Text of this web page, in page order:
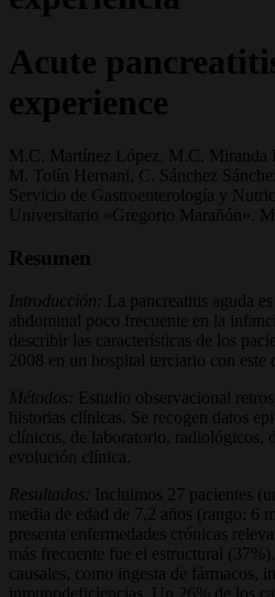
Acute
experience
M.C. Martínez López, M.C. Miranda
M. Tolín Hernani, C. Sánchez
Servicio de Gastroenterología y
Universitario «Gregorio Marañón».
Resumen
Introducción:
La pancreatitis aguda
abdominal poco frecuente en la
describir las características de los
2008 en un hospital terciario con este
Métodos:
Estudio observacional
historias clínicas. Se recogen datos
clínicos, de laboratorio, radiológicos,
evolución clínica.
Resultados:
Incluimos 27 pacientes
media de edad de 7,2 años (rango: 6
presenta enfermedades crónicas
más frecuente fue el estructural
causales, como ingesta de fármacos,
inmunodeficiencias. Un 26% de los